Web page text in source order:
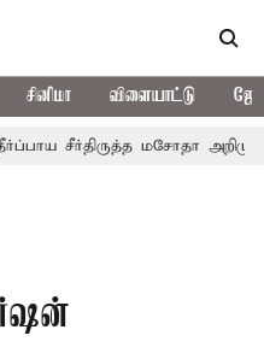
சினிமா விளையாட்டு
சீர்திருத்த மசோதா